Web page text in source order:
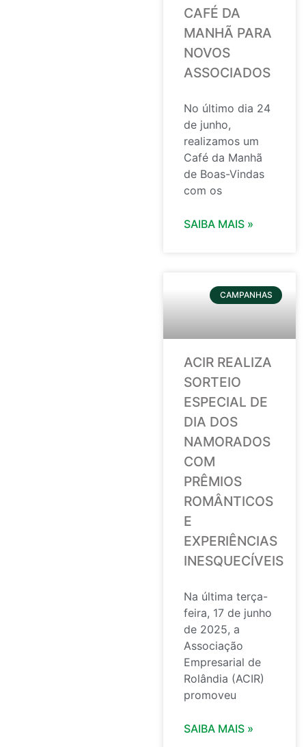
CAFÉ DA
MANHÃ PARA
NOVOS
ASSOCIADOS
No último dia 24
de junho,
realizamos um
Café da Manhã
de Boas-Vindas
com os
SAIBA MAIS »
CAMPANHAS
ACIR REALIZA
SORTEIO
ESPECIAL DE
DIA DOS
NAMORADOS
COM
PRÊMIOS
ROMÂNTICOS
E
EXPERIÊNCIAS
INESQUECÍVEIS
Na última terça-
feira, 17 de junho
de 2025, a
Associação
Empresarial de
Rolândia (ACIR)
promoveu
SAIBA MAIS »